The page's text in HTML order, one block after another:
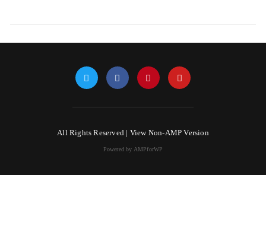
All Rights Reserved | View Non-AMP Version
Powered by AMPforWP